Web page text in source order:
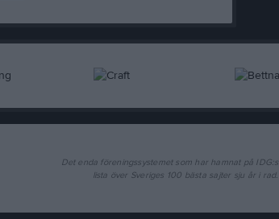
Det enda föreningssystemet som har hamnat på IDG:s
lista över Sveriges 100 bästa sajter sju år i rad.